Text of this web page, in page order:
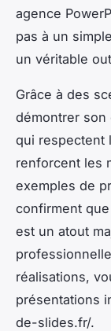
agence
pas à un
un véritable
Grâce à des
démontrer son
qui respectent
renforcent les
exemples de
confirment
est un atout
réalisations,
présentations
de-slides.fr/.